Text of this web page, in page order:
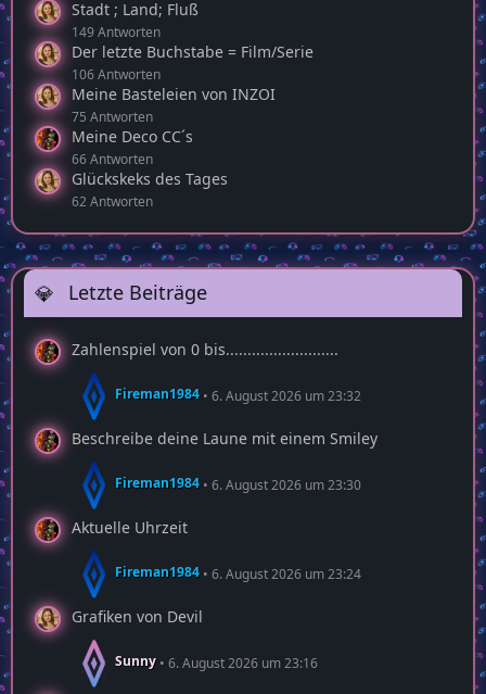
Stadt ; Land; Fluß
149 Antworten
Der letzte Buchstabe = Film/Serie
106 Antworten
Meine Basteleien von INZOI
75 Antworten
Meine Deco CC´s
66 Antworten
Glückskeks des Tages
62 Antworten
Letzte Beiträge
Zahlenspiel von 0 bis..........................
Fireman1984 6. August 2026 um 23:32
Beschreibe deine Laune mit einem Smiley
Fireman1984 6. August 2026 um 23:30
Aktuelle Uhrzeit
Fireman1984 6. August 2026 um 23:24
Grafiken von Devil
Sunny 6. August 2026 um 23:16